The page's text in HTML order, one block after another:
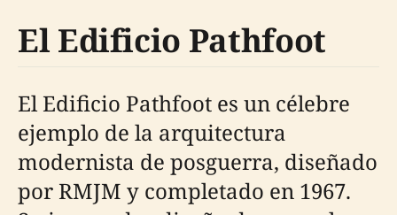
El Edificio Pathfoot
El Edificio Pathfoot es un célebre
ejemplo de la arquitectura
modernista de posguerra, diseñado
por RMJM y completado en 1967.